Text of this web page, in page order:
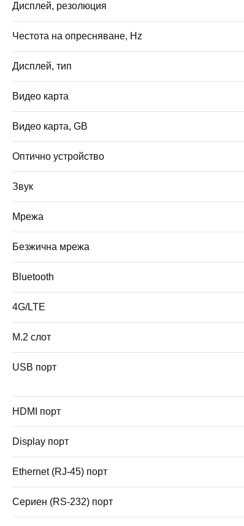
Дисплей, резолюция
Честота на опресняване, Hz
Дисплей, тип
Видео карта
Видео карта, GB
Оптично устройство
Звук
Мрежа
Безжична мрежа
Bluetooth
4G/LTE
M.2 слот
USB порт
HDMI порт
Display порт
Ethernet (RJ-45) порт
Сериен (RS-232) порт